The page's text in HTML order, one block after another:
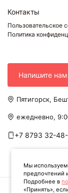
Контакты
Пользовательское
Политика
Напишите нам
Пятигорск,
ежедневно,
+7 8793 32-
Мы используем
предпочтений
Подробнее в
«Принять»,